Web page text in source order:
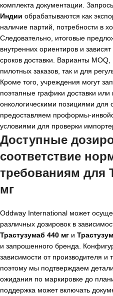
комплекта документации.
Индии обрабатываются как
наличие партий, потребности в
Следовательно, итоговые
внутренних ориентиров и
сроков доставки. Варианты
пилотных заказов, так и для
Кроме того, учреждения могут
поэтапные графики доставки
онкологическими позициями
предоставляем проформы-
условиями для проверки
Доступные
соответствие
требованиям для
мг
Oddway International может
различных дозировок в
Трастузумаб 440 мг и
и запрошенного бренда.
зависимости от производителя и
поэтому мы подтверждаем
ожидания по маркировке до
поддержка может включать